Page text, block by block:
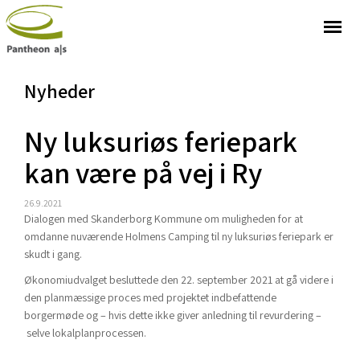
Nyheder
Ny luksuriøs feriepark
kan være på vej i Ry
26.9.2021
Dialogen med Skanderborg Kommune om muligheden for at
omdanne nuværende Holmens Camping til ny luksuriøs feriepark er
skudt i gang.
Økonomiudvalget besluttede den 22. september 2021 at gå videre i
den planmæssige proces med projektet indbefattende
borgermøde og – hvis dette ikke giver anledning til revurdering –
selve lokalplanprocessen.